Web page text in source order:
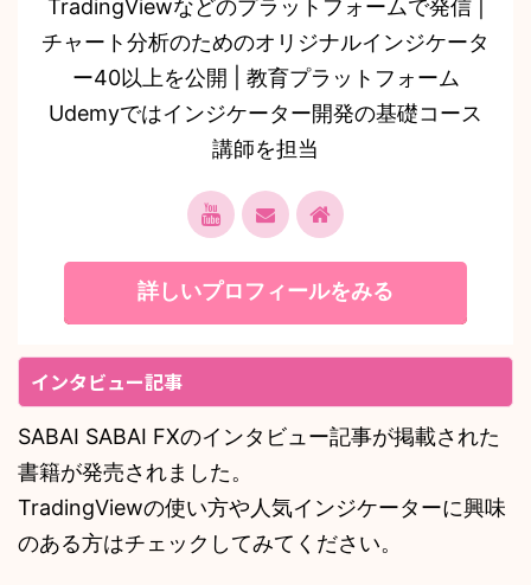
TradingViewなどのプラットフォームで発信 |
チャート分析のためのオリジナルインジケータ
ー40以上を公開 | 教育プラットフォーム
Udemyではインジケーター開発の基礎コース
講師を担当
詳しいプロフィールをみる
インタビュー記事
SABAI SABAI FXのインタビュー記事が掲載された
書籍が発売されました。
TradingViewの使い方や人気インジケーターに興味
のある方はチェックしてみてください。